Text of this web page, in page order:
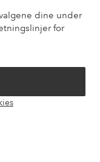
dine under
for